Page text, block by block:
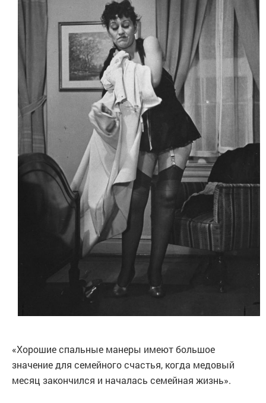
«Хорошие спальные манеры имеют большое
значение для семейного счастья, когда медовый
месяц закончился и началась семейная жизнь».